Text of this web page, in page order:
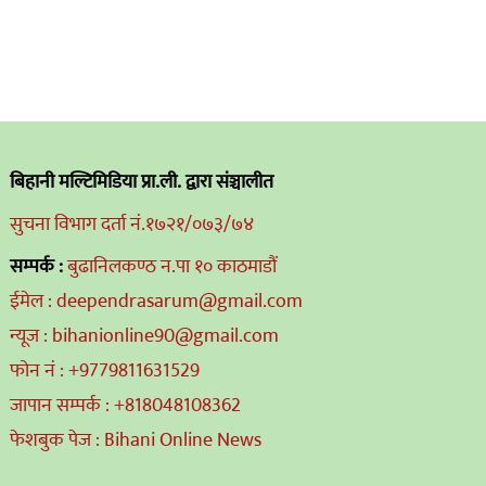
बिहानी मल्टिमिडिया प्रा.ली. द्वारा संञ्चालीत
सुचना विभाग दर्ता नं.१७२१/०७३/७४
सम्पर्क :बुढानिलकण्ठ न.पा १० काठमाडौं
ईमेल : deependrasarum@gmail.com
न्यूज : bihanionline90@gmail.com
फोन नं : +9779811631529
जापान सम्पर्क : +818048108362
फेशबुक पेज : Bihani Online News